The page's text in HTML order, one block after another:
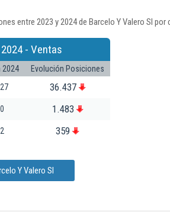
entre 2023 y 2024 de Barcelo Y Valero Sl
- Ventas
2024
Evolución Posiciones
36.437
1.483
359
Y Valero Sl